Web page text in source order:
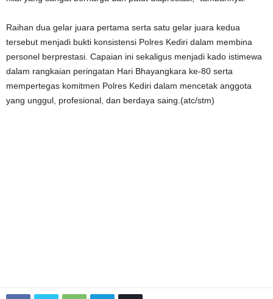
Raihan dua gelar juara pertama serta satu gelar juara kedua
tersebut menjadi bukti konsistensi Polres Kediri dalam membina
personel berprestasi. Capaian ini sekaligus menjadi kado istimewa
dalam rangkaian peringatan Hari Bhayangkara ke-80 serta
mempertegas komitmen Polres Kediri dalam mencetak anggota
yang unggul, profesional, dan berdaya saing.(atc/stm)